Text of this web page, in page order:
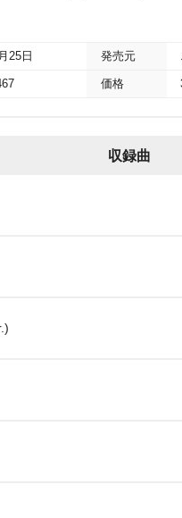
25日 発売元
価格
収録曲